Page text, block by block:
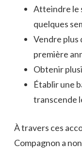
Atteindre le
quelques
Vendre plus
première
Obtenir
Établir une
transcende
À travers ces
Compagnon a